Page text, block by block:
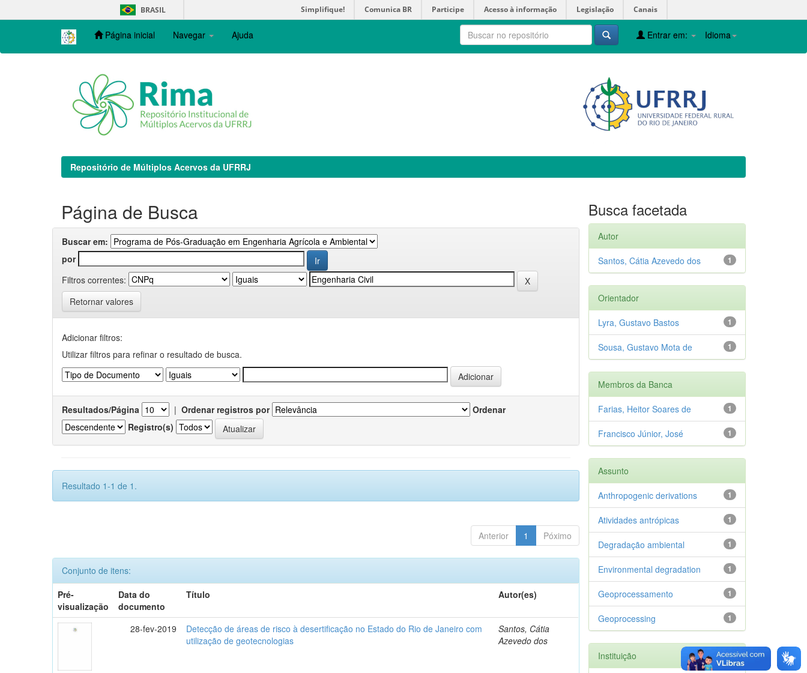
navigation
BRASIL Simplifique! Comunica BR Participe Acesso à informação Legislação Canais
Página inicial Navegar Ajuda Idioma
Entrar em:
Repositório de Múltiplos Acervos da UFRRJ
Página de Busca
Buscar em:
por
Filtros correntes:
Retornar valores
Adicionar filtros:
Utilizar filtros para refinar o resultado de busca.
Resultados/Página | Ordenar registros por
Ordenar
Registro(s)
Resultado 1-1 de 1.
Anterior 1 Póximo
Conjunto de itens:
Pré-
visualização
Data do
documento
Título Autor(es)
28-fev-2019
Detecção de áreas de risco à desertificação no Estado do Rio de Janeiro com
utilização de geotecnologias
Santos, Cátia
Azevedo dos
Busca facetada
Autor
1
Santos, Cátia Azevedo dos
Orientador
1
Lyra, Gustavo Bastos
1
Sousa, Gustavo Mota de
Membros da Banca
1
Farias, Heitor Soares de
1
Francisco Júnior, José
Assunto
1
Anthropogenic derivations
1
Atividades antrópicas
1
Degradação ambiental
1
Environmental degradation
1
Geoprocessamento
1
Geoprocessing
Instituição